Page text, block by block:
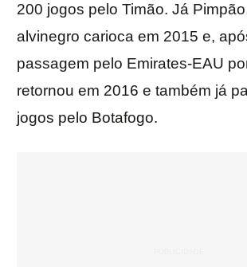
200 jogos pelo Timão. Já
alvinegro carioca em 2015 e,
passagem pelo Emirates-EAU
retornou em 2016 e também já
jogos pelo Botafogo.